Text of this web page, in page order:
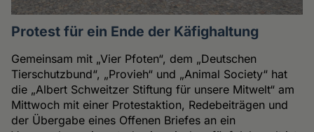
Protest für ein Ende der Käfighaltung
Gemeinsam mit „Vier Pfoten“, dem „Deutschen
Tierschutzbund“, „Provieh“ und „Animal Society“ hat
die „Albert Schweitzer Stiftung für unsere Mitwelt“ am
Mittwoch mit einer Protestaktion, Redebeiträgen und
der Übergabe eines Offenen Briefes an ein